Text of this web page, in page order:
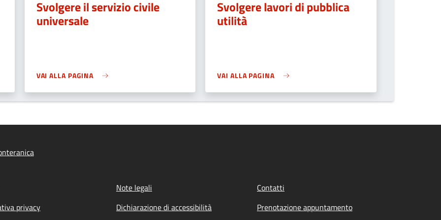
Svolgere il servizio civile
universale
VAI ALLA PAGINA
Svolgere lavori di pubblica
utilità
VAI ALLA PAGINA
Note legali
Contatti
privacy Dichiarazione di accessibilità Prenotazione appuntamento